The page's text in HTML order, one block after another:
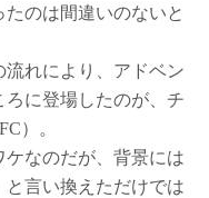
のは間違いのないと
れにより、アドベン
に登場したのが、チ
）。
なのだが、背景には
と言い換えただけでは